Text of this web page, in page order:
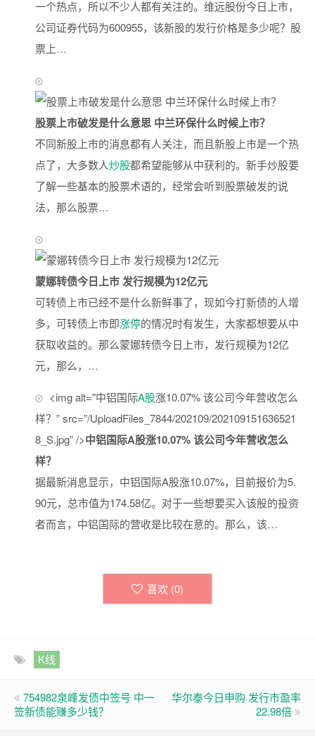
一个热点，所以不少人都有关注的。维远股份今日上市，
公司证券代码为600955，该新股的发行价格是多少呢？股
票上…
股票上市破发是什么意思 中兰环保什么时候上市？
不同新股上市的消息都有人关注，而且新股上市是一个热
点了，大多数人炒股都希望能够从中获利的。新手炒股要
了解一些基本的股票术语的，经常会听到股票破发的说
法，那么股票…
蒙娜转债今日上市 发行规模为12亿元
可转债上市已经不是什么新鲜事了，现如今打新债的人增
多，可转债上市即涨停的情况时有发生，大家都想要从中
获取收益的。那么蒙娜转债今日上市，发行规模为12亿
元，那么，…
<img alt="中铝国际A股涨10.07% 该公司今年营收怎么
样？” src=”/UploadFiles_7844/202109/202109151636521
8_S.jpg” />中铝国际A股涨10.07% 该公司今年营收怎么
样？
据最新消息显示，中铝国际A股涨10.07%，目前报价为5.
90元，总市值为174.58亿。对于一些想要买入该股的投资
者而言，中铝国际的营收是比较在意的。那么，该…
喜欢 (0)
K线
754982泉峰发债中签号 中一
签新债能赚多少钱？
华尔泰今日申购 发行市盈率
22.98倍